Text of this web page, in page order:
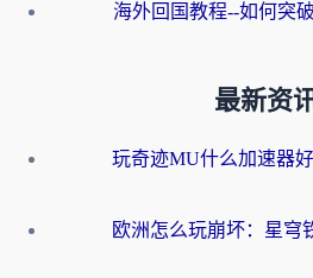
海外回国教程--如何突
最新资